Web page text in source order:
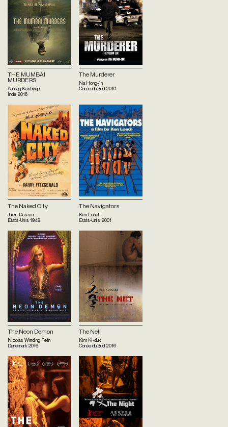
THE MUMBAI
MURDERS
Anurag Kashyap
Inde 2016
The Murderer
Na Hong-jin
Corée du Sud 2010
The Naked City
Jules Dassin
Etats-Unis 1948
The Navigators
Ken Loach
Etats-Unis 2001
The Neon Demon
Nicolas Winding Refn
Danemark 2016
The Net
Kim Ki-duk
Corée du Sud 2016